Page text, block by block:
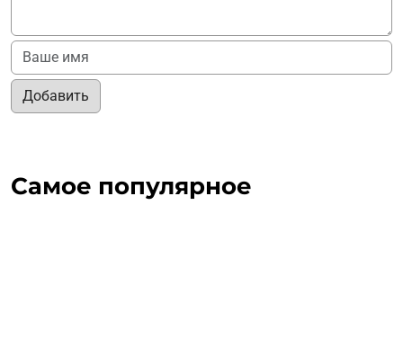
Добавить
Самое популярное